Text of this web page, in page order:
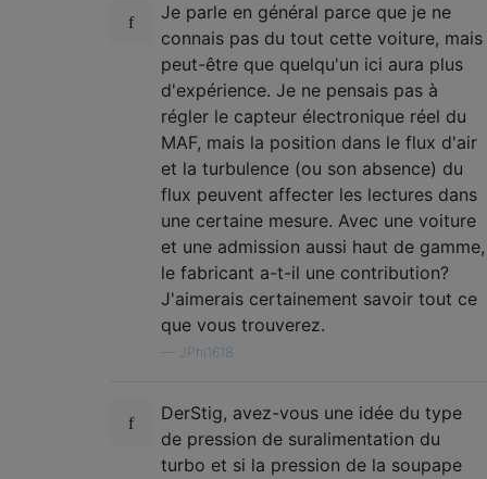
Je parle en général parce que je ne
connais pas du tout cette voiture, mais
peut-être que quelqu'un ici aura plus
d'expérience. Je ne pensais pas à
régler le capteur électronique réel du
MAF, mais la position dans le flux d'air
et la turbulence (ou son absence) du
flux peuvent affecter les lectures dans
une certaine mesure. Avec une voiture
et une admission aussi haut de gamme,
le fabricant a-t-il une contribution?
J'aimerais certainement savoir tout ce
que vous trouverez.
JPhi1618
DerStig, avez-vous une idée du type
de pression de suralimentation du
turbo et si la pression de la soupape